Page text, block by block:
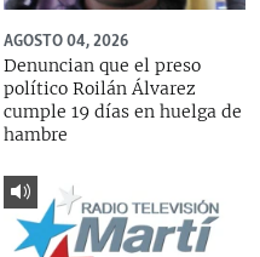
AGOSTO 04, 2026
Denuncian que el preso
político Roilán Álvarez
cumple 19 días en huelga de
hambre